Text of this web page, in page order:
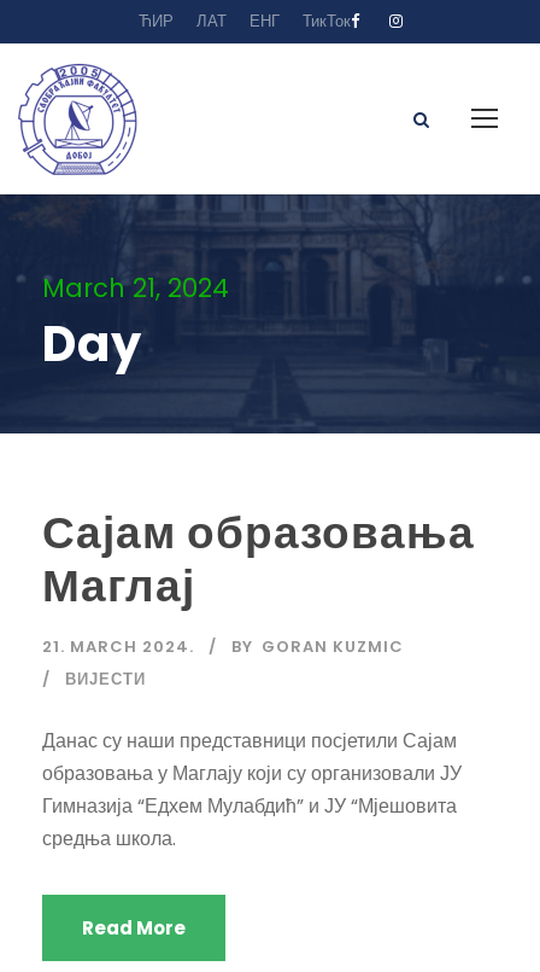
ЋИР ЛАТ ЕНГ ТикТок
March 21, 2024
Day
Сајам образовања
Маглај
21. MARCH 2024. BY GORAN KUZMIC
ВИЈЕСТИ
Данас су наши представници посјетили Сајам
образовања у Маглају који су организовали ЈУ
Гимназија “Едхем Мулабдић” и ЈУ “Мјешовита
средња школа.
Read More